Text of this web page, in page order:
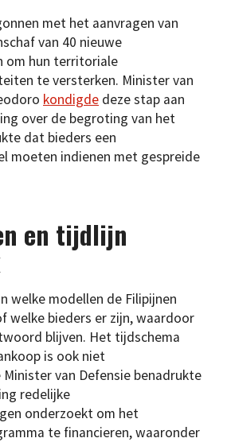
met het aanvragen van
van 40 nieuwe
om hun territoriale
te versterken. Minister van
kondigde deze stap aan
over de begroting van het
dat bieders een
moeten indienen met gespreide
en tijdlijn
welke modellen de Filipijnen
welke bieders er zijn, waardoor
blijven. Het tijdschema
is ook niet
van Defensie benadrukte
redelijke
onderzoekt om het
te financieren, waaronder